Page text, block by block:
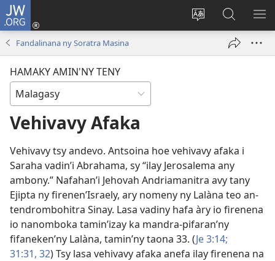
JW.ORG
Hiova
Hiditra
(manokatra
ato
Amin’ny
Fandalinana ny Soratra Masina
HAMAKY AMIN'NY TENY
Vehivavy Afaka
Vehivavy tsy andevo. Antsoina hoe vehivavy afaka i
Saraha vadin’i Abrahama, sy “ilay Jerosalema any
ambony.” Nafahan’i Jehovah Andriamanitra avy tany
Ejipta ny firenen’Israely, ary nomeny ny Lalàna teo an-
tendrombohitra Sinay. Lasa vadiny hafa àry io firenena
io nanomboka tamin’izay ka mandra-pifaran’ny
fifaneken’ny Lalàna, tamin’ny taona 33. (Je 3:14;
31:31, 32) Tsy lasa vehivavy afaka anefa ilay firenena na